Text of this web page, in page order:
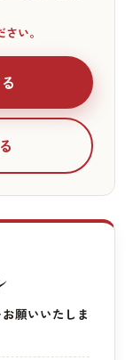
い。
願いいたしま